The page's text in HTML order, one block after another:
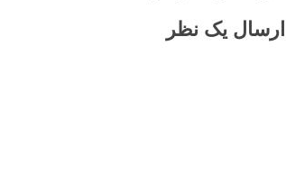
ارسال یک نظر